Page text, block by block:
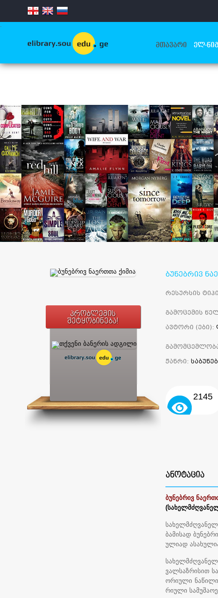
.
ᲛᲗᲐᲕᲐᲠᲘ ᲔᲚ-
პრობლემის
შეტყობინება!
ბუნებრივ
რესურსის
გამოცემის
ავტორი (ები):
ჟანრი:
2145
ᲐᲜᲝᲢᲐᲪᲘᲐ
ბუნებრივ
ბამისად
ულიად
ვალსაზრისით
ორიული
რიული